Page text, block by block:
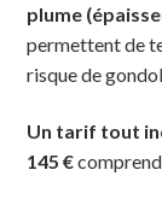
plume
permettent de
risque de
Un tarif tout
145 €